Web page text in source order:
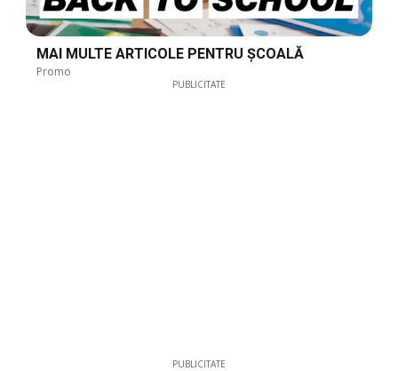
MAI MULTE ARTICOLE PENTRU ȘCOALĂ
Promo
PUBLICITATE
PUBLICITATE